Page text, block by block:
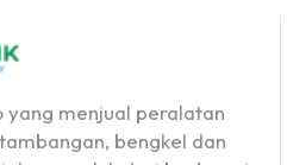
yang menjual peralatan
bengkel dan